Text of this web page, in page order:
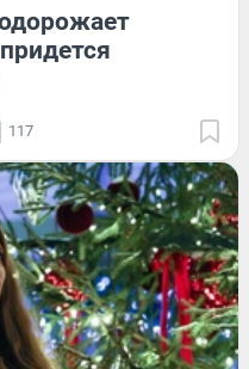
117